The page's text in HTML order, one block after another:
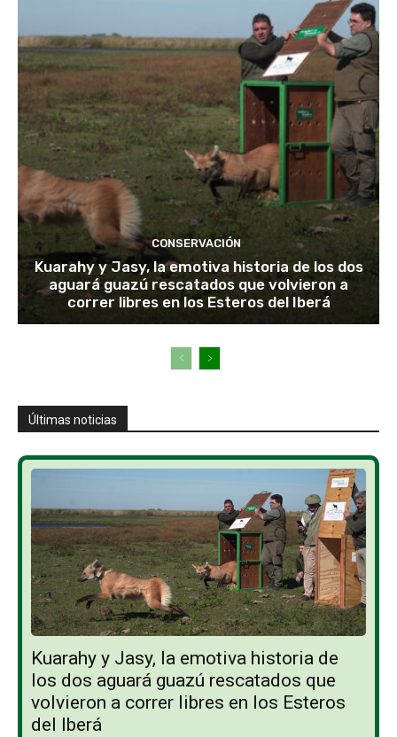
CONSERVACIÓN
Kuarahy y Jasy, la emotiva historia de los dos
aguará guazú rescatados que volvieron a
correr libres en los Esteros del Iberá
Últimas noticias
Kuarahy y Jasy, la emotiva historia de
los dos aguará guazú rescatados que
volvieron a correr libres en los Esteros
del Iberá